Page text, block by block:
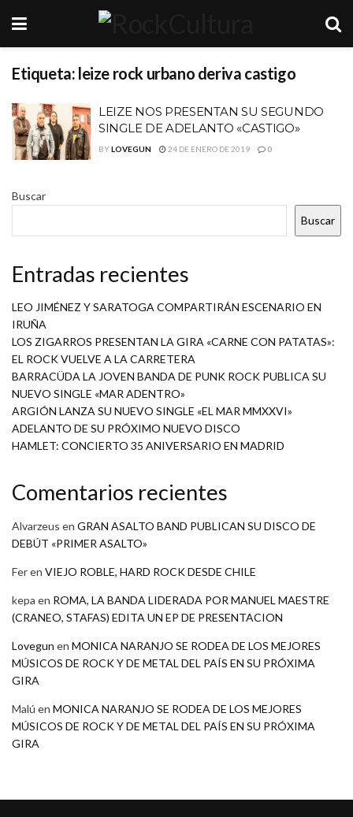
Etiqueta: leize rock urbano deriva castigo
LEIZE NOS PRESENTAN SU SEGUNDO
SINGLE DE ADELANTO «CASTIGO»
BYLOVEGUN 24 DE ENERO DE 2019 0
Buscar
Buscar
Entradas recientes
LEO JIMÉNEZ Y SARATOGA COMPARTIRÁN ESCENARIO EN
IRUÑA
LOS ZIGARROS PRESENTAN LA GIRA «CARNE CON PATATAS»:
EL ROCK VUELVE A LA CARRETERA
BARRACÜDA LA JOVEN BANDA DE PUNK ROCK PUBLICA SU
NUEVO SINGLE «MAR ADENTRO»
ARGIÓN LANZA SU NUEVO SINGLE «EL MAR MMXXVI»
ADELANTO DE SU PRÓXIMO NUEVO DISCO
HAMLET: CONCIERTO 35 ANIVERSARIO EN MADRID
Comentarios recientes
Alvarzeus en GRAN ASALTO BAND PUBLICAN SU DISCO DE
DEBÚT «PRIMER ASALTO»
Feren VIEJO ROBLE, HARD ROCK DESDE CHILE
kepa en ROMA, LA BANDA LIDERADA POR MANUEL MAESTRE
(CRANEO, STAFAS) EDITA UN EP DE PRESENTACION
Lovegun en MONICA NARANJO SE RODEA DE LOS MEJORES
MÚSICOS DE ROCK Y DE METAL DEL PAÍS EN SU PRÓXIMA
GIRA
Malú en MONICA NARANJO SE RODEA DE LOS MEJORES
MÚSICOS DE ROCK Y DE METAL DEL PAÍS EN SU PRÓXIMA
GIRA